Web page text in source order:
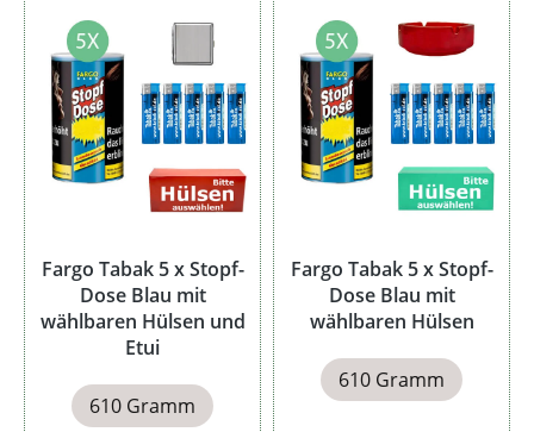
Fargo Tabak 5 x Stopf-
Dose Blau mit
wählbaren Hülsen und
Etui
610 Gramm
Fargo Tabak 5 x Stopf-
Dose Blau mit
wählbaren Hülsen
610 Gramm